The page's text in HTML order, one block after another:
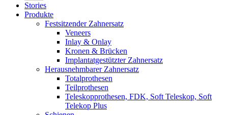
Stories
Produkte
Festsitzender Zahnersatz
Veneers
Inlay & Onlay
Kronen & Brücken
Implantatgestützter Zahnersatz
Herausnehmbarer Zahnersatz
Totalprothesen
Teilprothesen
Teleskopprothesen, FDK, Soft Teleskop, Soft
Telekop Plus